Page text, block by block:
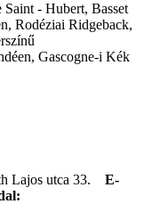
- Hubert, Basset
Rodéziai Ridgeback,
Gascogne-i Kék
Lajos utca 33. E-